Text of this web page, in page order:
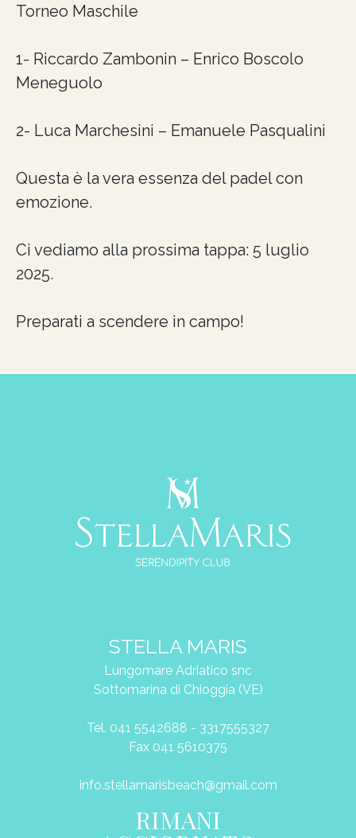
Torneo Maschile
1- Riccardo Zambonin – Enrico Boscolo
Meneguolo
2- Luca Marchesini – Emanuele Pasqualini
Questa è la vera essenza del padel con
emozione.
Ci vediamo alla prossima tappa: 5 luglio
2025.
Preparati a scendere in campo!
STELLA MARIS
Lungomare Adriatico snc
Sottomarina di Chioggia (VE)
Tel. 041 5542688 - 3317555327
Fax 041 5610375
info.stellamarisbeach@gmail.com
RIMANI